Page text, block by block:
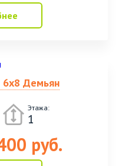
6х8 Демьян
Этажа:
1
руб.